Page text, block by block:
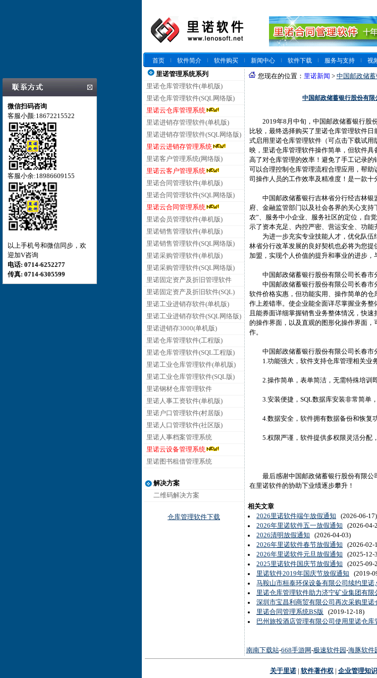
首页 软件简介 软件购买 新闻中心 软件下载 服务与支持 视
里诺管理系统系列
里诺仓库管理软件(单机版)
里诺仓库管理软件(SQL网络版)
里诺云仓库管理系统
里诺进销存管理软件(单机版)
里诺进销存管理软件(SQL网络版)
里诺云进销存管理系统
里诺客户管理系统(网络版)
里诺云客户管理系统
里诺合同管理软件(单机版)
里诺合同管理软件(SQL网络版)
里诺云合同管理系统
里诺会员管理软件(单机版)
里诺销售管理软件(单机版)
里诺销售管理软件(SQL网络版)
里诺采购管理软件(单机版)
里诺采购管理软件(SQL网络版)
里诺固定资产及折旧管理软件
里诺固定资产及折旧软件(SQL)
里诺工业进销存软件(单机版)
里诺工业进销存软件(SQL网络版)
里诺进销存3000(单机版)
里诺仓库管理软件(工程版)
里诺仓库管理软件(SQL工程版)
里诺工业仓库管理软件(单机版)
里诺工业仓库管理软件(SQL版)
里诺钢材仓库管理软件
里诺人事工资软件(单机版)
里诺户口管理软件(村居版)
里诺人口管理软件(社区版)
里诺人事档案管理系统
里诺云设备管理系统
里诺图书租借管理系统
解决方案
二维码解决方案
仓库管理软件下载
您现在的位置： 里诺新闻 > 中国邮政储
中国邮政储蓄银行股份有
2019年8月中旬，中国邮政储蓄银行股份
比较，最终选择购买了里诺仓库管理软件
式启用里诺仓库管理软件（可点击下载试
映，里诺仓库管理软件操作简单，但软件
高了对仓库管理的效率！避免了手工记录
可以合理控制仓库管理流程合理应用，帮
司操作人员的工作效率及精准度！是一款十
中国邮政储蓄银行吉林省分行经吉林银
府、金融监管部门以及社会各界的关心支
农”、服务中小企业、服务社区的定位，自
示了资本充足、内控严密、营运安全、功能
为进一步充实专业技能人才，优化队伍
林省分行改革发展的良好契机也必将为您
加盟，实现个人价值的提升和事业的进步
中国邮政储蓄银行股份有限公司长春市
中国邮政储蓄银行股份有限公司长春市
软件价格实惠，但功能实用、操作简单的
作上差错率。使企业能全面详尽掌握业务
且能券面详细掌握销售业务整体情况，快
的操作界面，以及直观的图形化操作界面
作。
中国邮政储蓄银行股份有限公司长春市
1.功能强大，软件支持仓库管理相关业务
2.操作简单，表单简洁，无需特殊培训即
3.安装便捷，SQL数据库安装非常简单，
4.数据安全，软件拥有数据备份和恢复
5.权限严谨，软件提供多权限灵活分配，
最后感谢中国邮政储蓄银行股份有限公
在里诺软件的协助下业绩逐步攀升！
相关文章
2026里诺软件端午放假通知 (2026-06-17)
2026年里诺软件五一放假通知 (2026-04-
2026清明放假通知 (2026-04-03)
2026年里诺软件春节放假通知 (2026-02-
2026年里诺软件元旦放假通知 (2025-12-
2025里诺软件国庆节放假通知 (2025-09-
里诺软件2019年国庆节放假通知 (2019-
马鞍山市桓泰环保设备有限公司续约里诺
里诺仓库管理软件助力济宁矿业集团有限
深圳市宝昌利商贸有限公司再次采购里诺
里诺合同管理系统BS版 (2019-12-18)
巴州旅投酒店管理有限公司使用里诺仓库
南南下载站-668手游网 -极速软件园 -海豚软件
关于里诺| 软件著作权| 企业管理知识
微信扫码咨询
客服小颜:18672215522
客服小余:18986609155
以上手机号和微信同步，欢
迎加V咨询
电话: 0714-6252277
传真: 0714-6305599